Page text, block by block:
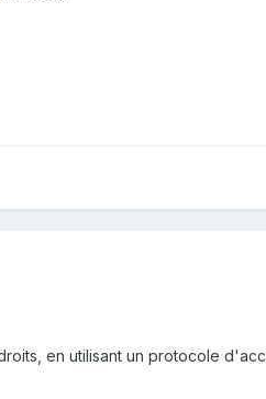
en utilisant un protocole